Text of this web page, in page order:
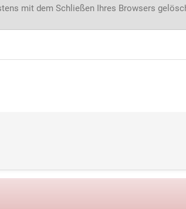
mit dem Schließen Ihres Browsers